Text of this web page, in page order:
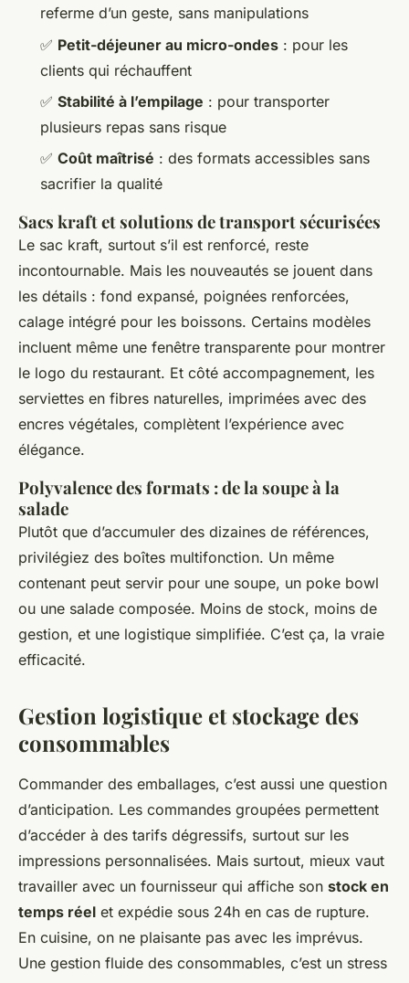
referme d’un geste, sans manipulations
✅ Petit-déjeuner au micro-ondes : pour les
clients qui réchauffent
✅ Stabilité à l’empilage : pour transporter
plusieurs repas sans risque
✅ Coût maîtrisé : des formats accessibles sans
sacrifier la qualité
Sacs kraft et solutions de transport sécurisées
Le sac kraft, surtout s’il est renforcé, reste
incontournable. Mais les nouveautés se jouent dans
les détails : fond expansé, poignées renforcées,
calage intégré pour les boissons. Certains modèles
incluent même une fenêtre transparente pour montrer
le logo du restaurant. Et côté accompagnement, les
serviettes en fibres naturelles, imprimées avec des
encres végétales, complètent l’expérience avec
élégance.
Polyvalence des formats : de la soupe à la
salade
Plutôt que d’accumuler des dizaines de références,
privilégiez des boîtes multifonction. Un même
contenant peut servir pour une soupe, un poke bowl
ou une salade composée. Moins de stock, moins de
gestion, et une logistique simplifiée. C’est ça, la vraie
efficacité.
Gestion logistique et stockage des
consommables
Commander des emballages, c’est aussi une question
d’anticipation. Les commandes groupées permettent
d’accéder à des tarifs dégressifs, surtout sur les
impressions personnalisées. Mais surtout, mieux vaut
travailler avec un fournisseur qui affiche son stock en
temps réel et expédie sous 24h en cas de rupture.
En cuisine, on ne plaisante pas avec les imprévus.
Une gestion fluide des consommables, c’est un stress